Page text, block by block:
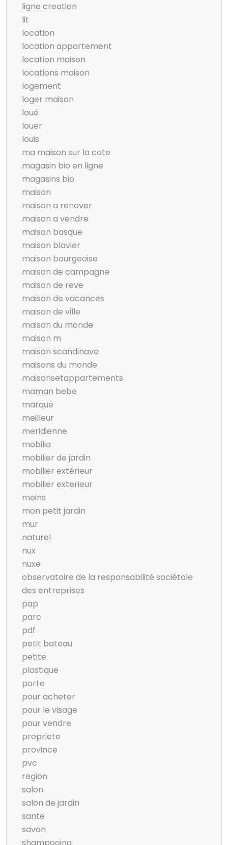
ligne creation
lit
location
location appartement
location maison
locations maison
logement
loger maison
loué
louer
louis
ma maison sur la cote
magasin bio en ligne
magasins bio
maison
maison a renover
maison a vendre
maison basque
maison blavier
maison bourgeoise
maison de campagne
maison de reve
maison de vacances
maison de ville
maison du monde
maison m
maison scandinave
maisons du monde
maisonsetappartements
maman bebe
marque
meilleur
meridienne
mobilia
mobilier de jardin
mobilier extérieur
mobilier exterieur
moins
mon petit jardin
mur
naturel
nux
nuxe
observatoire de la responsabilité sociétale
des entreprises
pap
parc
pdf
petit bateau
petite
plastique
porte
pour acheter
pour le visage
pour vendre
propriete
province
pvc
region
salon
salon de jardin
sante
savon